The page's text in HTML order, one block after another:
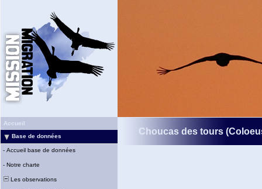
Accueil
Base de données
- Accueil base de données
- Notre charte
Les observations
Choucas des tours